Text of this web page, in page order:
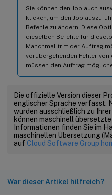
Sie können den Job auch
klicken, um den Job
Befehle zu ändern. Diese
dieselben Befehle für
Manchmal tritt der Auftrag
vorübergehenden Fehler
müssen den Auftrag
Die offizielle Version dieser
englischer Sprache verfasst.
wurden ausschließlich zu
können maschinell
Informationen finden Sie im
maschinellen Übersetzung
auf Cloud Software Group
War dieser Artikel hilfreich?